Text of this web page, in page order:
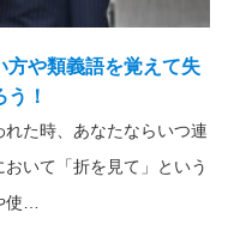
方や類義語を覚えて失
！
れた時、あなたならいつ連
いて「折を見て」という
使…